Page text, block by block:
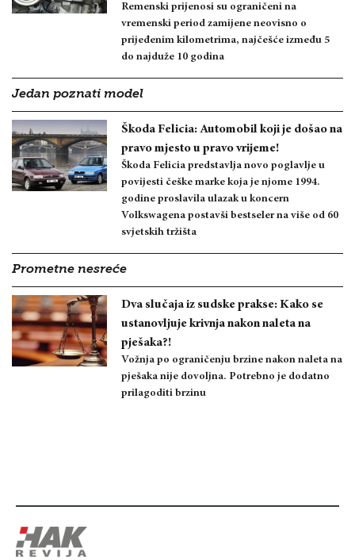
Remenski prijenosi su ograničeni na
vremenski period zamijene neovisno o
prijeđenim kilometrima, najčešće između 5
do najduže 10 godina
Jedan poznati model
Škoda Felicia: Automobil koji je došao na
pravo mjesto u pravo vrijeme!
Škoda Felicia predstavlja novo poglavlje u
povijesti češke marke koja je njome 1994.
godine proslavila ulazak u koncern
Volkswagena postavši bestseler na više od 60
svjetskih tržišta
Prometne nesreće
Dva slučaja iz sudske prakse: Kako se
ustanovljuje krivnja nakon naleta na
pješaka?!
Vožnja po ograničenju brzine nakon naleta na
pješaka nije dovoljna. Potrebno je dodatno
prilagoditi brzinu